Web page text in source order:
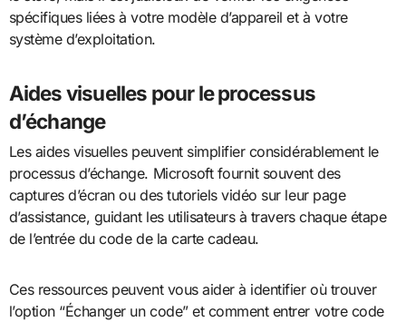
spécifiques liées à votre modèle d’appareil et à votre
système d’exploitation.
Aides visuelles pour le processus
d’échange
Les aides visuelles peuvent simplifier considérablement le
processus d’échange. Microsoft fournit souvent des
captures d’écran ou des tutoriels vidéo sur leur page
d’assistance, guidant les utilisateurs à travers chaque étape
de l’entrée du code de la carte cadeau.
Ces ressources peuvent vous aider à identifier où trouver
l’option “Échanger un code” et comment entrer votre code